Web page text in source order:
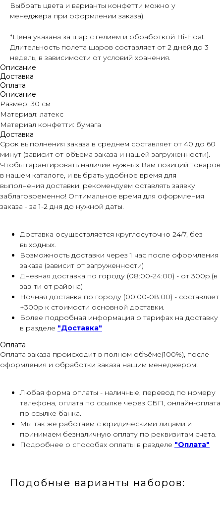
Выбрать цвета и варианты конфетти можно у
менеджера при оформлении заказа).
*Цена указана за шар с гелием и обработкой Hi-Float.
Длительность полета шаров составляет от 2 дней до 3
недель, в зависимости от условий хранения.
Описание
Доставка
Оплата
Описание
Размер: 30 см
Материал: латекс
Материал конфетти: бумага
Доставка
Срок выполнения заказа в среднем составляет от 40 до 60
минут (зависит от объема заказа и нашей загруженности).
Чтобы гарантировать наличие нужных Вам позиций товаров
в нашем каталоге, и выбрать удобное время для
выполнения доставки, рекомендуем оставлять заявку
заблаговременно! Оптимальное время для оформления
заказа - за 1-2 дня до нужной даты.
Доставка осуществляется круглосуточно 24/7, без
выходных.
Возможность доставки через 1 час после оформления
заказа (зависит от загруженности)
Дневная доставка по городу (08:00-24:00) - от 300р.(в
зав-ти от района)
Ночная доставка по городу (00:00-08:00) - составляет
+300р к стоимости основной доставки.
Более подробная информация о тарифах на доставку
в разделе "Доставка"
Оплата
Оплата заказа происходит в полном объёме(100%), после
оформления и обработки заказа нашим менеджером!
Любая форма оплаты - наличные, перевод по номеру
телефона, оплата по ссылке через СБП, онлайн-оплата
по ссылке банка.
Мы так же работаем с юридическими лицами и
принимаем безналичную оплату по реквизитам счета.
Подробнее о способах оплаты в разделе "Оплата"
Подобные варианты наборов: